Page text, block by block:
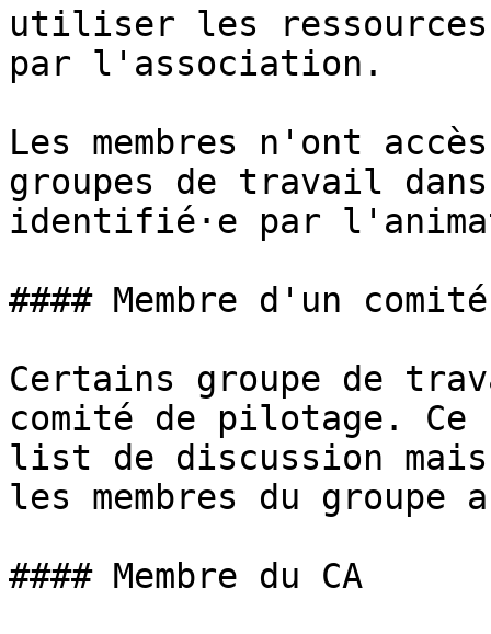
utiliser les ressources
par l'association.
Les membres n'ont
groupes de travail
identifié·e par
#### Membre d'un
Certains groupe de
comité de pilotage.
list de discussion mais
les membres du
#### Membre du CA